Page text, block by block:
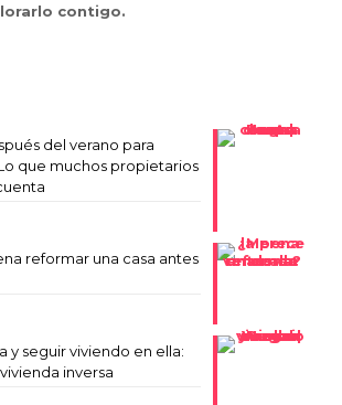
contigo.
del verano para
que muchos propietarios
reformar una casa antes
y seguir viviendo en ella:
inversa